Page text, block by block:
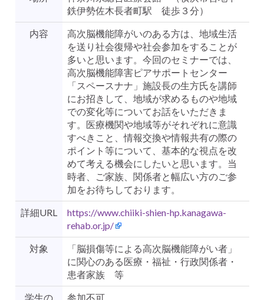
鉄伊勢佐木長者町駅 徒歩３分）
内容
高次脳機能障がいのある方は、地域生活
を送り社会復帰や社会参加をすることが
多いと思います。今回のセミナーでは、
高次脳機能障害ピアサポートセンター
「スペースナナ」施設長の生方氏を講師
にお招きして、地域が求めるものや地域
での変化等についてお話をいただきま
す。医療機関や地域等がそれぞれに意識
すべきこと、情報交換や情報共有の際の
ポイント等について、基本的な視点を改
めて考える機会にしたいと思います。当
時者、ご家族、関係者と幅広い方のご参
加をお待ちしております。
詳細URL
https://www.chiiki-shien-hp.kanagawa-
rehab.or.jp/
対象
「脳損傷等による高次脳機能障がい者」
に関心のある医療・福祉・行政関係者・
患者家族 等
学生の
参加不可